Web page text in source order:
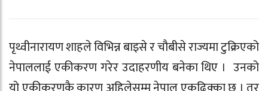
पृथ्वीनारायण शाहले विभिन्न बाइसे र चौबीसे राज्यमा टुक्रिएको
नेपाललाई एकीकरण गरेर उदाहरणीय बनेका थिए । उनको